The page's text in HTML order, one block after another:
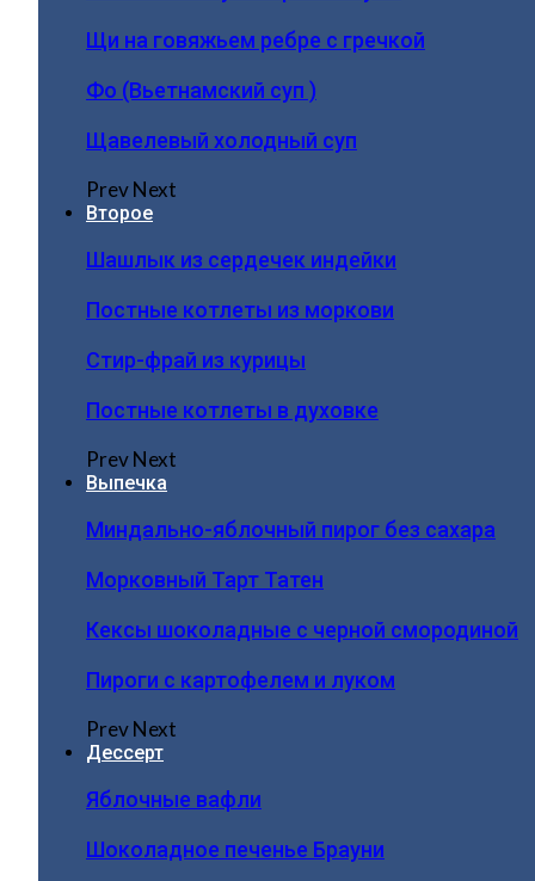
Щи на говяжьем ребре с гречкой
Фо (Вьетнамский суп )
Щавелевый холодный суп
PrevNext
Второе
Шашлык из сердечек индейки
Постные котлеты из моркови
Стир-фрай из курицы
Постные котлеты в духовке
PrevNext
Выпечка
Миндально-яблочный пирог без сахара
Морковный Тарт Татен
Кексы шоколадные с черной смородиной
Пироги c картофелем и луком
PrevNext
Дессерт
Яблочные вафли
Шоколадное печенье Брауни